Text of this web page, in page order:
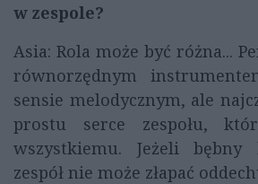
w zespole?
Asia: Rola może być różna...
równorzędnym
sensie melodycznym, ale
prostu serce zespołu,
wszystkiemu. Jeżeli
zespół nie może złapać